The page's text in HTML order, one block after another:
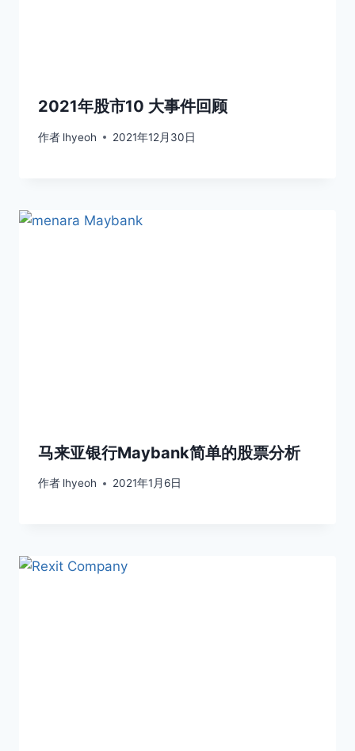
2021年股市10 大事件回顾
作者 lhyeoh 2021年12月30日
马来亚银行Maybank简单的股票分析
作者 lhyeoh 2021年1月6日